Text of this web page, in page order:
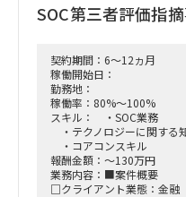
初期3-4週間は日本国内拠
リピン
最大12週間（プロジェクト
SOC第三者評価指
契約期間：6～12ヵ月
稼働開始日：
勤務地：
稼働率：80%～100%
スキル： ・SOC業務
・テクノロジーに関する
・コアコンスキル
報酬金額：～130万円
業務内容：■案件概要
□クライアント業態：金融